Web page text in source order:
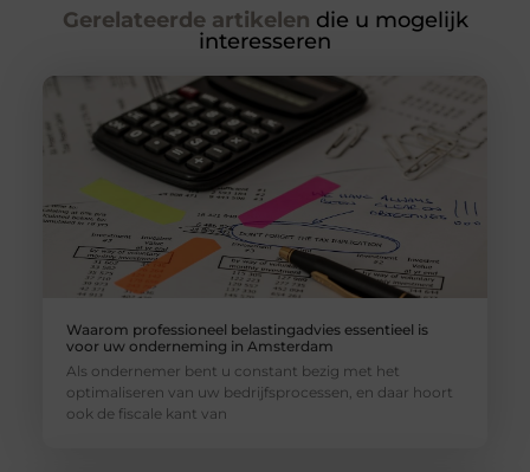
Gerelateerde artikelen die u mogelijk
interesseren
Waarom professioneel belastingadvies essentieel is
voor uw onderneming in Amsterdam
Als ondernemer bent u constant bezig met het
optimaliseren van uw bedrijfsprocessen, en daar hoort
ook de fiscale kant van